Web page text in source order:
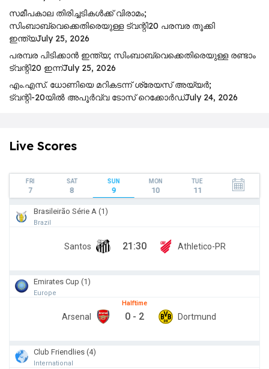
സമീപകാല തിരിച്ചടികൾക്ക് വിരാമം;
സിംബാബ്‌വെക്കെതിരെയുള്ള ട്വന്റി20 പരമ്പര തൂക്കി
ഇന്ത്യJuly 25, 2026
പ​ര​മ്പ​ര പി​ടി​ക്കാ​ൻ ഇ​ന്ത്യ; സിം​ബാ​ബ്​‍വെക്കെതിരെയുള്ള ര​ണ്ടാം
ട്വ​ന്റി20 ഇ​ന്ന്July 25, 2026
എം.എസ്. ധോണിയെ മറികടന്ന് ശ്രേയസ് അയ്യർ;
ട്വന്റി-20യിൽ അപൂർവ്വ ടോസ് റെക്കോർഡ്July 24, 2026
Live Scores
FRI
7
SAT
8
SUN
9
MON
10
TUE
11
Brasileirão Série A (1)
Brazil
Santos 21:30 Athletico-PR
Emirates Cup (1)
Europe
Arsenal
Halftime
0 - 2 Dortmund
Club Friendlies (4)
International